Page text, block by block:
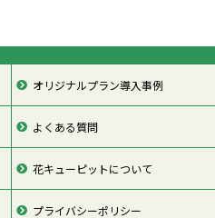
オリジナルプラン導入事例
よくある質問
花キューピットについて
プライバシーポリシー